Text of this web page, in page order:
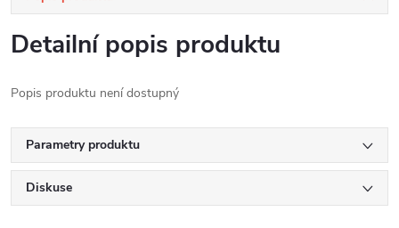
Detailní popis produktu
Popis produktu není dostupný
Parametry produktu
Diskuse